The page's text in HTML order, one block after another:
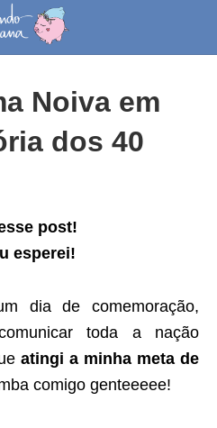
Noiva em
dos 40
post!
esperei!
dia de comemoração,
toda a nação
atingi a minha meta de
comigo genteeeee!